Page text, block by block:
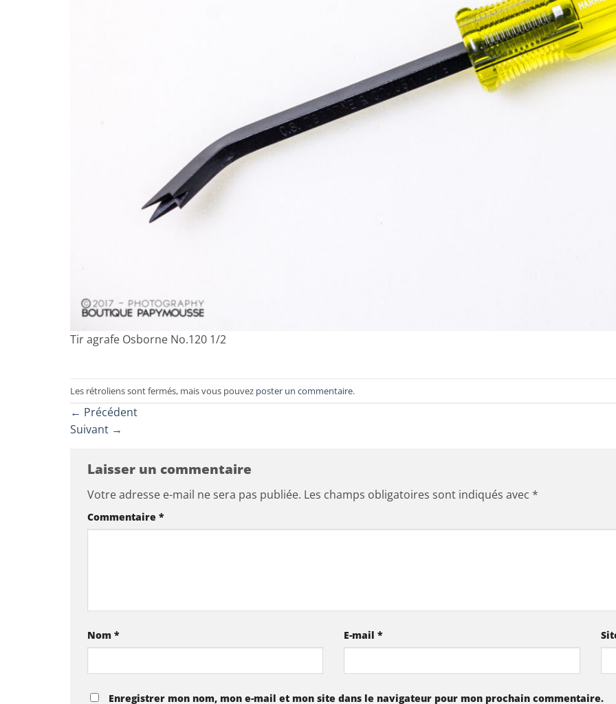
Tir agrafe Osborne No.120 1/2
Les rétroliens sont fermés, mais vous pouvez poster un commentaire.
← Précédent
Suivant →
Laisser un commentaire
Votre adresse e-mail ne sera pas publiée. Les champs obligatoires sont indiqués avec *
Commentaire *
Nom * E-mail*
Enregistrer mon nom, mon e-mail et mon site dans le navigateur pour mon prochain commentaire.